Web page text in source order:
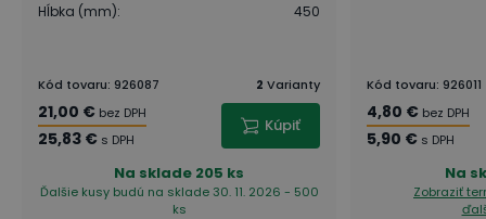
Hĺbka (mm): 450
Kód tovaru: 926087 2 Varianty
21,00 € bez DPH
25,83 € s DPH
Kúpiť
Na sklade 205 ks
Ďalšie kusy budú na sklade 30. 11. 2026 - 500
ks
Kód tovaru: 926011
4,80 € bez DPH
5,90 € s DPH
Na
Zobraziť